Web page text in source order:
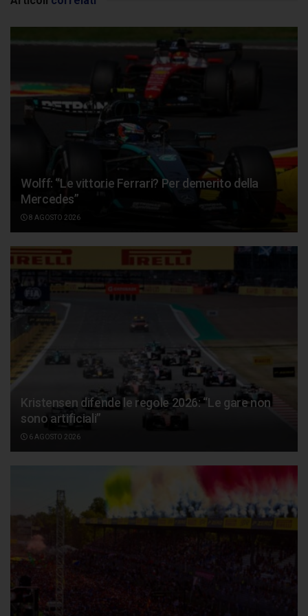
Wolff: “Le vittorie Ferrari? Per demerito della
Mercedes”
8 AGOSTO 2026
Kristensen difende le regole 2026: “Le gare non
sono artificiali”
6 AGOSTO 2026